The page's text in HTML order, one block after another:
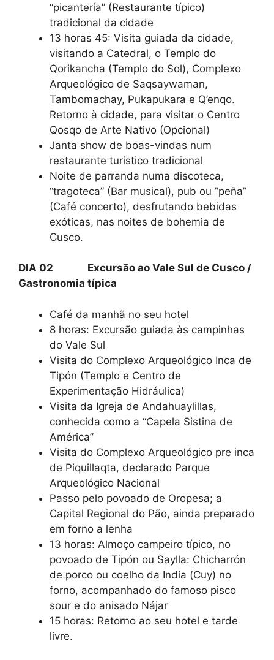
“picantería” (Restaurante típico)
tradicional da cidade
13 horas 45: Visita guiada da cidade,
visitando a Catedral, o Templo do
Qorikancha (Templo do Sol), Complexo
Arqueológico de Saqsaywaman,
Tambomachay, Pukapukara e Q’enqo.
Retorno à cidade, para visitar o Centro
Qosqo de Arte Nativo (Opcional)
Janta show de boas-vindas num
restaurante turístico tradicional
Noite de parranda numa discoteca,
“tragoteca” (Bar musical), pub ou ”peña”
(Café concerto), desfrutando bebidas
exóticas, nas noites de bohemia de
Cusco.
DIA 02 Excursão ao Vale Sul de Cusco /
Gastronomia típica
Café da manhã no seu hotel
8 horas: Excursão guiada às campinhas
do Vale Sul
Visita do Complexo Arqueológico Inca de
Tipón (Templo e Centro de
Experimentação Hidráulica)
Visita da Igreja de Andahuaylillas,
conhecida como a “Capela Sistina de
América”
Visita do Complexo Arqueológico pre inca
de Piquillaqta, declarado Parque
Arqueológico Nacional
Passo pelo povoado de Oropesa; a
Capital Regional do Pão, ainda preparado
em forno a lenha
13 horas: Almoço campeiro típico, no
povoado de Tipón ou Saylla: Chicharrón
de porco ou coelho da India (Cuy) no
forno, acompanhado do famoso pisco
sour e do anisado Nájar
15 horas: Retorno ao seu hotel e tarde
livre.